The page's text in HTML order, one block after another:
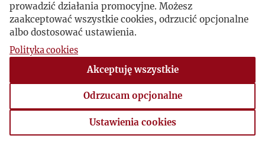
prowadzić działania promocyjne. Możesz
zaakceptować wszystkie cookies, odrzucić opcjonalne
albo dostosować ustawienia.
Polityka cookies
Akceptuję wszystkie
Odrzucam opcjonalne
Ustawienia cookies
Ustawienia cookies